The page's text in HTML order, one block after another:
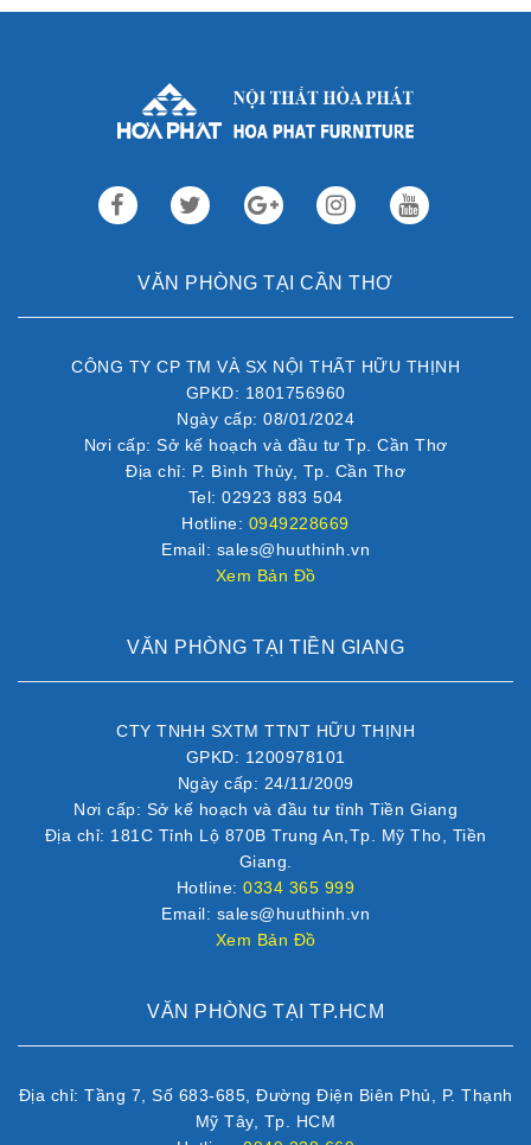
VĂN PHÒNG TẠI CẦN THƠ
CÔNG TY CP TM VÀ SX NỘI THẤT HỮU THỊNH
GPKD: 1801756960
Ngày cấp: 08/01/2024
Nơi cấp: Sở kế hoạch và đầu tư Tp. Cần Thơ
Địa chỉ: P. Bình Thủy, Tp. Cần Thơ
Tel: 02923 883 504
Hotline: 0949228669
Email: sales@huuthinh.vn
Xem Bản Đồ
VĂN PHÒNG TẠI TIỀN GIANG
CTY TNHH SXTM TTNT HỮU THỊNH
GPKD: 1200978101
Ngày cấp: 24/11/2009
Nơi cấp: Sở kế hoạch và đầu tư tỉnh Tiền Giang
Địa chỉ: 181C Tỉnh Lộ 870B Trung An,Tp. Mỹ Tho, Tiền
Giang.
Hotline:0334 365 999
Email: sales@huuthinh.vn
Xem Bản Đồ
VĂN PHÒNG TẠI TP.HCM
Địa chỉ: Tầng 7, Số 683-685, Đường Điện Biên Phủ, P. Thạnh
Mỹ Tây, Tp. HCM